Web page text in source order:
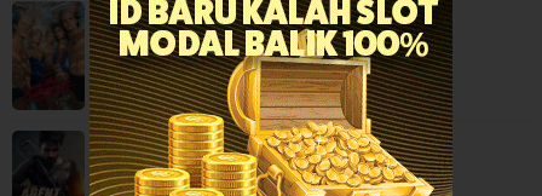
The Shards (2026)
Drama Mystery,Serial TV,USA
Agent Shaan: Elite Pursuit (2026)
Action,Movies,